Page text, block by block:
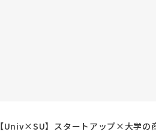
【Univ×SU】スタートアップ×大学の